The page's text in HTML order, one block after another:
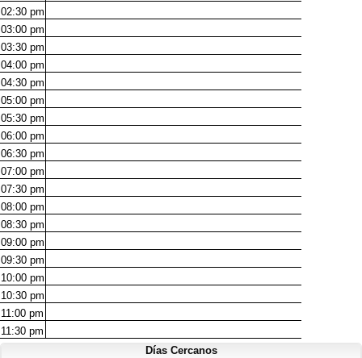
02:30 pm
03:00 pm
03:30 pm
04:00 pm
04:30 pm
05:00 pm
05:30 pm
06:00 pm
06:30 pm
07:00 pm
07:30 pm
08:00 pm
08:30 pm
09:00 pm
09:30 pm
10:00 pm
10:30 pm
11:00 pm
11:30 pm
Días Cercanos